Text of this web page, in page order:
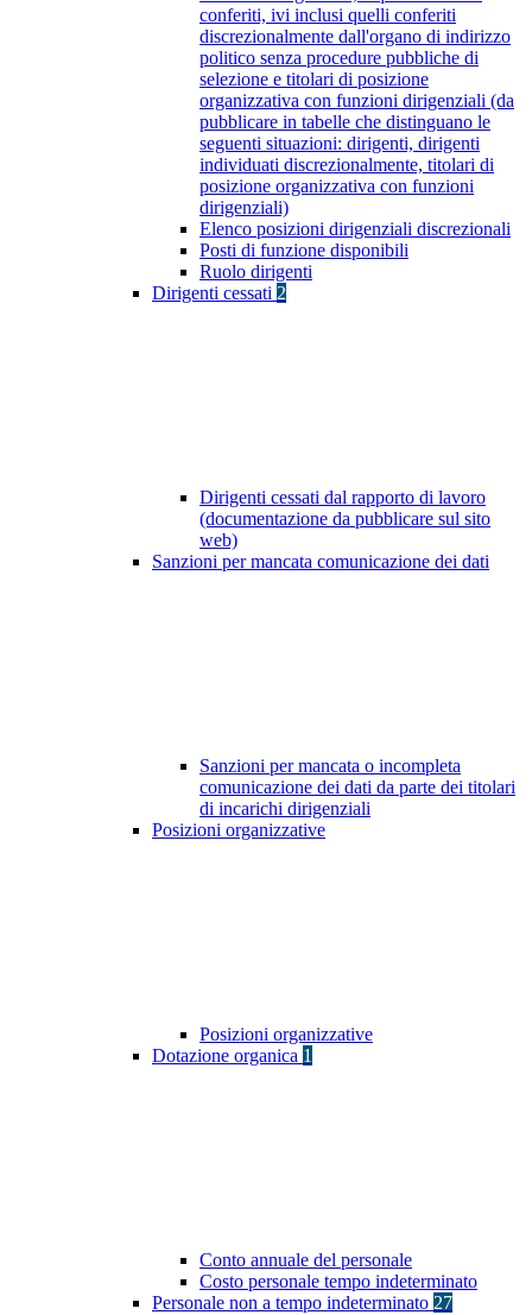
conferiti, ivi inclusi quelli conferiti
discrezionalmente dall'organo di indirizzo
politico senza procedure pubbliche di
selezione e titolari di posizione
organizzativa con funzioni dirigenziali (da
pubblicare in tabelle che distinguano le
seguenti situazioni: dirigenti, dirigenti
individuati discrezionalmente, titolari di
posizione organizzativa con funzioni
dirigenziali)
Elenco posizioni dirigenziali discrezionali
Posti di funzione disponibili
Ruolo dirigenti
Dirigenti cessati 2
Dirigenti cessati dal rapporto di lavoro
(documentazione da pubblicare sul sito
web)
Sanzioni per mancata comunicazione dei dati
Sanzioni per mancata o incompleta
comunicazione dei dati da parte dei titolari
di incarichi dirigenziali
Posizioni organizzative
Posizioni organizzative
Dotazione organica 1
Conto annuale del personale
Costo personale tempo indeterminato
Personale non a tempo indeterminato 27